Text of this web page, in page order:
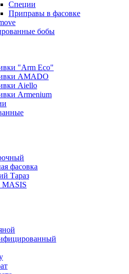
Специи
Приправы в фасовке
бобы
"Arm Eco"
AMADO
Aiello
Armenium
фасовка
Тараз